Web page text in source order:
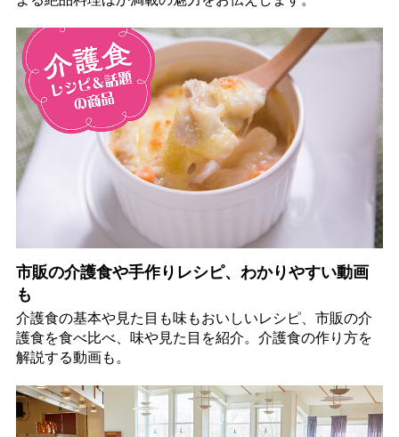
市販の介護食や手作りレシピ、わかりやすい動画
も
介護食の基本や見た目も味もおいしいレシピ、市販の介
護食を食べ比べ、味や見た目を紹介。介護食の作り方を
解説する動画も。